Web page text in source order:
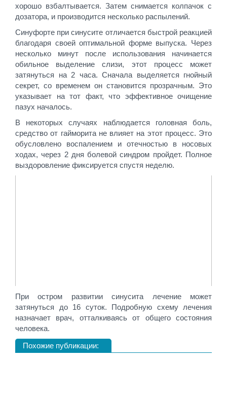
хорошо взбалтывается. Затем снимается колпачок с
дозатора, и производится несколько распылений.
Синуфорте при синусите отличается быстрой реакцией
благодаря своей оптимальной форме выпуска. Через
несколько минут после использования начинается
обильное выделение слизи, этот процесс может
затянуться на 2 часа. Сначала выделяется гнойный
секрет, со временем он становится прозрачным. Это
указывает на тот факт, что эффективное очищение
пазух началось.
В некоторых случаях наблюдается головная боль,
средство от гайморита не влияет на этот процесс. Это
обусловлено воспалением и отечностью в носовых
ходах, через 2 дня болевой синдром пройдет. Полное
выздоровление фиксируется спустя неделю.
При остром развитии синусита лечение может
затянуться до 16 суток. Подробную схему лечения
назначает врач, отталкиваясь от общего состояния
человека.
Похожие публикации: